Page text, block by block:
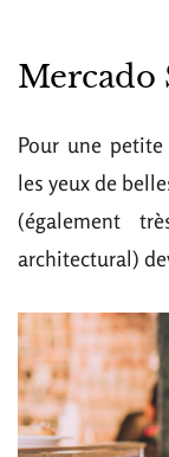
Mercado
Pour une
les yeux de
(également
architectural)